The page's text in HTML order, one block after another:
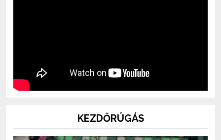
KEZDŐRÚGÁS